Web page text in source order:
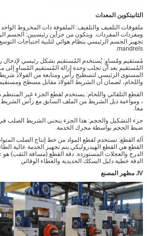
الثانيتكوين المعدات
ملفوفات التلفيف والتلفيف: الملفوفة ذات المخروط
ومفردات المفردات. ويتكون من جزأين رئيسيين: الجسم
تجهيز الجسم الرئيسي بنظام هوائي لتلبية احتياجات
mandrels.
مُستقيم ومُساوٍ: يُستخدم المُستقيم بشكل رئيسي لإدخال
المُستقيم بعد أن تجلب وحدة إزالة المُستقيم المُساوٍ إلى
المستوى الرئيسي لتسطيح رأس ومتابعة من الفولاذ شريط
واللحام، لضمان أن الشريط الفولاذ مقابل مسطح
القطع التلقائي واللحام: يستخدم لقطع الجزء غير
، ومواءمة ذيل الشريط من الملف السابق مع رأس الشريط
معا.
جزء التشكيل والحجم: هذا الجزء ينحني الشريط الصلب
ضبط الحجم بواسطة محرك الخدمة.
آلة القطع: تستخدم لقطع المواد من خط إنتاج الصلب
القطع هي القطع الهيدروليكي.يتم تجهيز الخدمة عالية
الدقة خطية دليل السكك الحديدية والغطاء الوقائي
IV. مظهر المصنع